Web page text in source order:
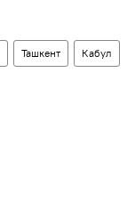
Ташкент Кабул